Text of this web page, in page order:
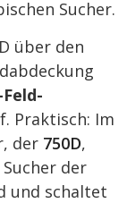
Sucher.
über den
Feld-
Praktisch: Im
der 750D,
der
und schaltet